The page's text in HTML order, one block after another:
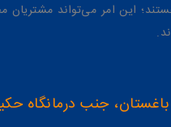
این امر می‌تواند مشتریان
جنب درمانگاه